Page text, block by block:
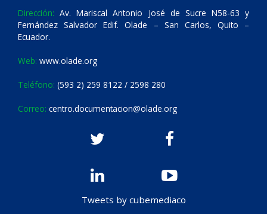
Dirección: Av. Mariscal Antonio José de Sucre N58-63 y
Fernández Salvador Edif. Olade – San Carlos, Quito –
Ecuador.
Web: www.olade.org
Teléfono: (593 2) 259 8122 / 2598 280
Correo: centro.documentacion@olade.org
Tweets by cubemediaco